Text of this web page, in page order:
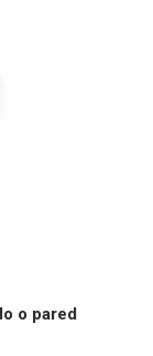
o pared